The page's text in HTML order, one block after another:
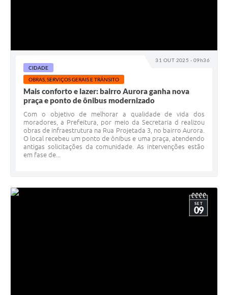
31 OUT 2025 - 09h36
CIDADE
OBRAS, SERVIÇOS GERAIS E TRÂNSITO
Mais conforto e lazer: bairro Aurora ganha nova
praça e ponto de ônibus modernizado
Com o objetivo de melhorar a qualidade de vida dos
moradores, a Prefeitura, por meio da Secretaria d realizou
obras de infraestrutura na Rua Projetada 3, no bairro Aurora.
O local recebeu um ponto de ônibus e uma praça, atendendo
antigas solicitações da comunidade. As intervenções estão
em fase de...
SET
09